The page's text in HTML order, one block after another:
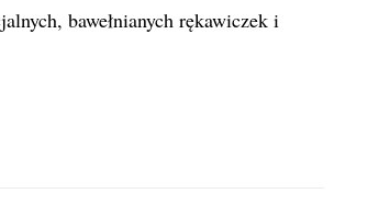
bawełnianych rękawiczek i